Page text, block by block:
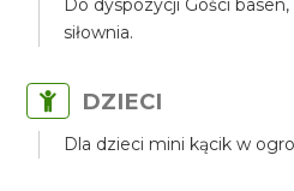
Do dyspozycji Gości
siłownia.
DZIECI
Dla dzieci mini kącik w